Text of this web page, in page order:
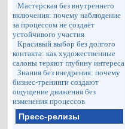
Мастерская без внутреннего
включения: почему наблюдение
за процессом не создаёт
устойчивого участия
Красивый выбор без долгого
контакта: как художественные
салоны теряют глубину интереса
Знания без внедрения: почему
бизнес-тренинги создают
ощущение движения без
изменения процессов
Пресс-релизы